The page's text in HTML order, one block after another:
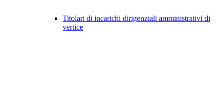
Titolari di incarichi dirigenziali amministrativi di
vertice